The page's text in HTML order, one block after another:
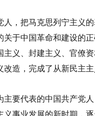
人，把马克思列宁主义
于中国革命和建设的
义、封建主义、官僚
造，完成了从新民主
要代表的中国共产党
事业发展的新时期，